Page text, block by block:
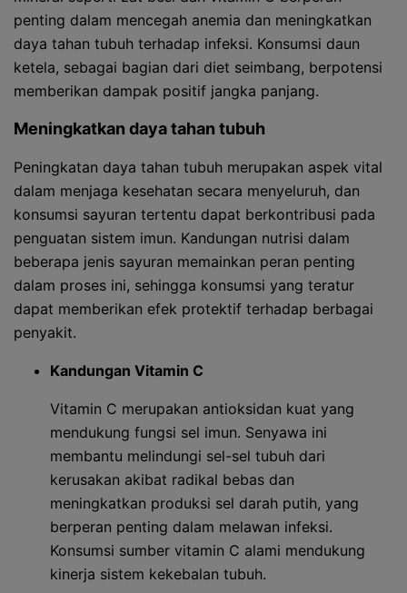
penting dalam mencegah anemia dan meningkatkan
daya tahan tubuh terhadap infeksi. Konsumsi daun
ketela, sebagai bagian dari diet seimbang, berpotensi
memberikan dampak positif jangka panjang.
Meningkatkan daya tahan tubuh
Peningkatan daya tahan tubuh merupakan aspek vital
dalam menjaga kesehatan secara menyeluruh, dan
konsumsi sayuran tertentu dapat berkontribusi pada
penguatan sistem imun. Kandungan nutrisi dalam
beberapa jenis sayuran memainkan peran penting
dalam proses ini, sehingga konsumsi yang teratur
dapat memberikan efek protektif terhadap berbagai
penyakit.
Kandungan Vitamin C
Vitamin C merupakan antioksidan kuat yang
mendukung fungsi sel imun. Senyawa ini
membantu melindungi sel-sel tubuh dari
kerusakan akibat radikal bebas dan
meningkatkan produksi sel darah putih, yang
berperan penting dalam melawan infeksi.
Konsumsi sumber vitamin C alami mendukung
kinerja sistem kekebalan tubuh.